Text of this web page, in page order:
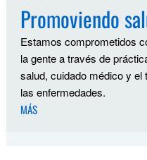
Promoviendo
Estamos comprometidos
la gente a través de
salud, cuidado médico y el
las enfermedades.
MÁS